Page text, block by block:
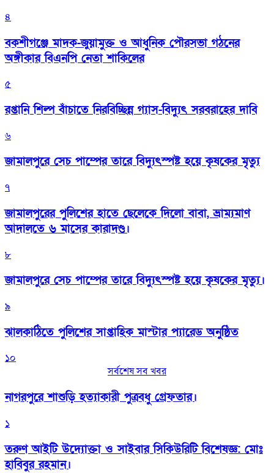
৪
বকশীগঞ্জে মাদক-জুয়ামুক্ত ও আধুনিক পৌরসভা গঠনের
অঙ্গীকার বিএনপি নেতা শাকিলের
৫
রপ্তানি শিল্প বাঁচাতে নিরবিচ্ছিন্ন গ্যাস-বিদ্যুৎ সরবরাহের দাবি
৬
জামালপুরে সেচ পাম্পের তারে বিদ্যুৎস্পষ্ট হয়ে কৃষকের মৃত্যু
৭
জামালপুরের পুলিশের হাতে ছেলেকে দিলো বাবা, ভ্রাম্যমাণ
আদালতে ৬ মাসের কারাদণ্ড।
৮
জামালপুরে সেচ পাম্পের তারে বিদ্যুৎস্পষ্ট হয়ে কৃষকের মৃত্যু।
৯
‎ঝালকাঠিতে পুলিশের সাপ্তাহিক মাস্টার প্যারেড অনুষ্ঠিত
১০
সর্বশেষ সব খবর
নাগরপুরে শাশুড়ি হত্যাকারী পুত্রবধু গ্রেফতার।
১
তরুণ আইটি উদ্যোক্তা ও সাইবার সিকিউরিটি বিশেষজ্ঞ: মোঃ
হাবিবুর রহমান।